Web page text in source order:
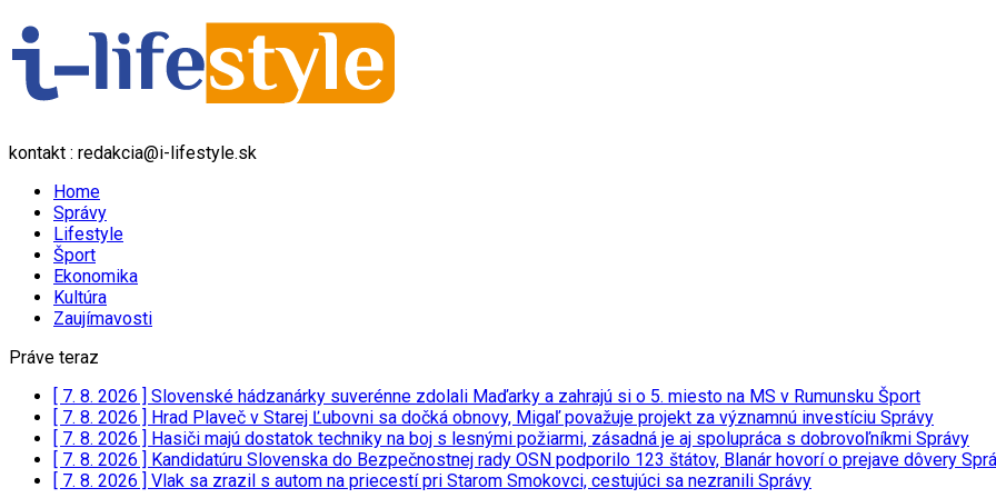
kontakt : redakcia@i-lifestyle.sk
Home
Správy
Lifestyle
Šport
Ekonomika
Kultúra
Zaujímavosti
Práve teraz
[ 7. 8. 2026 ] Slovenské hádzanárky suverénne zdolali Maďarky a zahrajú si o 5. miesto na MS v Rumunsku Šport
[ 7. 8. 2026 ] Hrad Plaveč v Starej Ľubovni sa dočká obnovy, Migaľ považuje projekt za významnú investíciu Správy
[ 7. 8. 2026 ] Hasiči majú dostatok techniky na boj s lesnými požiarmi, zásadná je aj spolupráca s dobrovoľníkmi Správy
[ 7. 8. 2026 ] Kandidatúru Slovenska do Bezpečnostnej rady OSN podporilo 123 štátov, Blanár hovorí o prejave dôvery
[ 7. 8. 2026 ] Vlak sa zrazil s autom na priecestí pri Starom Smokovci, cestujúci sa nezranili Správy